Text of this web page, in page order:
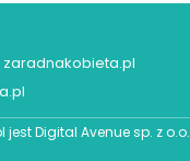
jestDigital Avenue sp. z o.o.